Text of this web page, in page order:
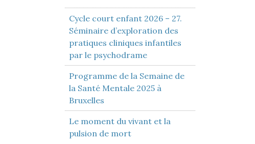
Cycle court enfant 2026 – 27.
Séminaire d’exploration des
pratiques cliniques infantiles
par le psychodrame
Programme de la Semaine de
la Santé Mentale 2025 à
Bruxelles
Le moment du vivant et la
pulsion de mort